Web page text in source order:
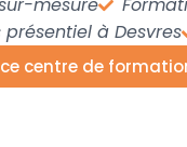
mesure
à Desvres
centre de